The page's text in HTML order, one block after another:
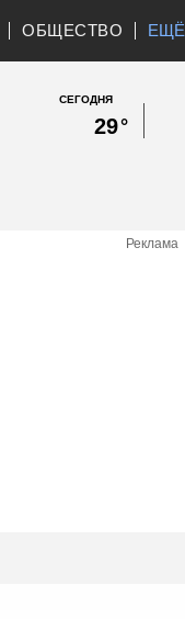
ОБЩЕСТВО ЕЩЁ
СЕГОДНЯ
29°
Реклама